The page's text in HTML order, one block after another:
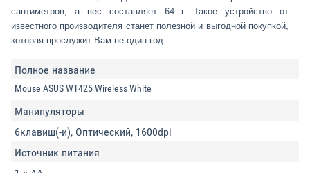
сантиметров, а вес составляет 64 г. Такое устройство от
известного производителя станет полезной и выгодной покупкой,
которая прослужит Вам не один год.
Полное название
Mouse ASUS WT425 Wireless White
Манипуляторы
6клавиш(-и), Оптический, 1600dpi
Источник питания